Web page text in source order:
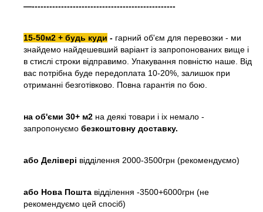
—-------------------------------------------------
15-50м2 + будь куди - гарний об'єм для перевозки - ми
знайдемо найдешевший варіант із запропонованих вище і
в стислі строки відправимо. Упакування повністю наше. Від
вас потрібна буде передоплата 10-20%, залишок при
отриманні безготівково. Повна гарантія по бою.
на об'єми 30+ м2 на деякі товари і іх немало -
запропонуємо безкоштовну доставку.
або Делівері відділення 2000-3500грн (рекомендуємо)
або Нова Пошта відділення -3500+6000грн (не
рекомендуємо цей спосіб)